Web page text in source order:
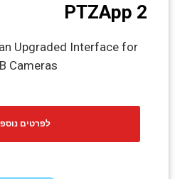
PTZApp 2
Upgraded Interface for
Cameras
לפרטים